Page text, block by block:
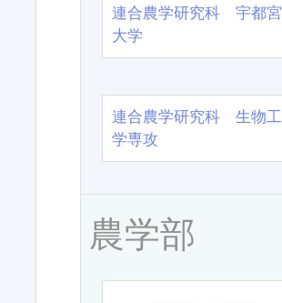
連合農学研究科 宇都宮
大学
連合農学研究科 生物工
学専攻
農学部